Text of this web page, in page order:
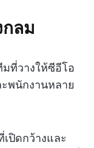
ลม
ที่วางให้ซีอีโอ
พนักงานหลาย
ปิดกว้างและ